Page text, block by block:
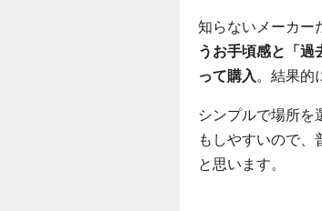
知らないメーカー
うお手頃感と「
って購入。結果的
シンプルで場所
もしやすいので
と思います。